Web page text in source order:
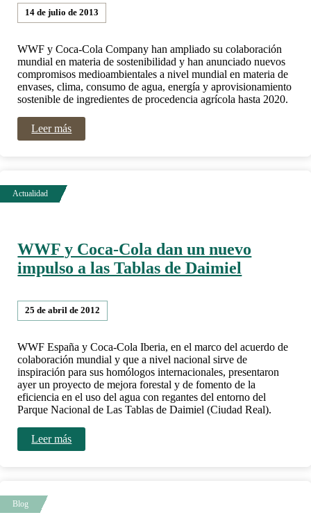
14 de julio de 2013
WWF y Coca-Cola Company han ampliado su colaboración
mundial en materia de sostenibilidad y han anunciado nuevos
compromisos medioambientales a nivel mundial en materia de
envases, clima, consumo de agua, energía y aprovisionamiento
sostenible de ingredientes de procedencia agrícola hasta 2020.
Leer más
WWF y Coca-Cola dan un nuevo
impulso a las Tablas de Daimiel
25 de abril de 2012
WWF España y Coca-Cola Iberia, en el marco del acuerdo de
colaboración mundial y que a nivel nacional sirve de
inspiración para sus homólogos internacionales, presentaron
ayer un proyecto de mejora forestal y de fomento de la
eficiencia en el uso del agua con regantes del entorno del
Parque Nacional de Las Tablas de Daimiel (Ciudad Real).
Leer más